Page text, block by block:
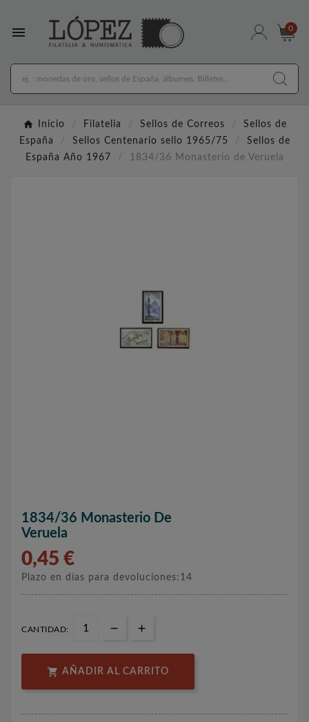
 0
Inicio Filatelia Sellos de Correos
Sellos de
España
Sellos Centenario sello 1965/75
Sellos de
España Año 1967
1834/36 Monasterio de Veruela
1834/36 Monasterio De
Veruela
0,45 €
Plazo en días para devoluciones:14
CANTIDAD:
 AÑADIR AL CARRITO